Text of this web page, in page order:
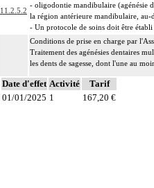
11.2.5.2
- oligodontie mandibulaire (agénésie
la région antérieure mandibulaire, au-
- Un protocole de soins doit être
11.2.5.2
Conditions de prise en charge par
Traitement des agénésies dentaires
les dents de sagesse, dont l'une au
17, 16, 14, 13, 11 21, 23, 24, 26, 27
47, 46, 44, 43, 42, 41 31, 32, 33, 34,
Date d'effet Activité
Tarif
01/01/2025 1 167,20 €